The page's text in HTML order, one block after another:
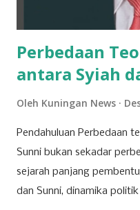
diwawancara Kamis (9/4/
Perbedaan
antara Syiah
Oleh Kuningan News
Pendahuluan Perbedaan
Sunni bukan sekadar
sejarah panjang
dan Sunni, dinamika